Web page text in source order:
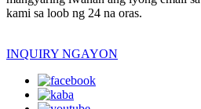
kami sa loob ng 24 na oras.
INQUIRY NGAYON